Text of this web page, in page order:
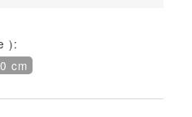
):
cm